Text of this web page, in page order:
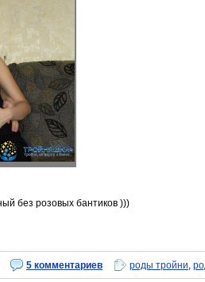
без розовых бантиков )))
5 комментариев роды тройни,